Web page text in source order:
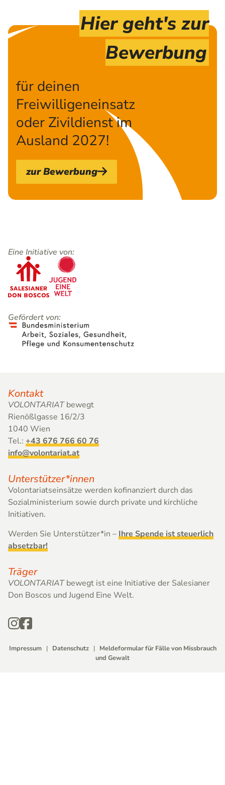
Hier geht's zur
Bewerbung
für deinen
Freiwilligeneinsatz
oder Zivildienst im
Ausland 2027!
zur Bewerbung
Eine Initiative von:
Gefördert von:
Kontakt
VOLONTARIATbewegt
Rienößlgasse 16/2/3
1040 Wien
Tel.: +43 676 766 60 76
info@volontariat.at
Unterstützer*innen
Volontariatseinsätze werden kofinanziert durch das
Sozial­ministerium sowie durch private und kirchliche
Initiativen.
Werden Sie Unterstützer*in –Ihre Spende ist steuerlich
absetzbar!
Träger
VOLONTARIATbewegt ist eine Initiative der Salesianer
Don Boscos und Jugend Eine Welt.
Impressum| Datenschutz| Meldeformular für Fälle von Missbrauch
und Gewalt